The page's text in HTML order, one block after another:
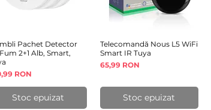
Afișare rapidă
Pachet Detector
2+1 Alb, Smart,
RON
Stoc epuizat
Afișare rapidă
Telecomandă Nous L5 WiFi
Smart IR Tuya
Preț
65,99 RON
Stoc epuizat